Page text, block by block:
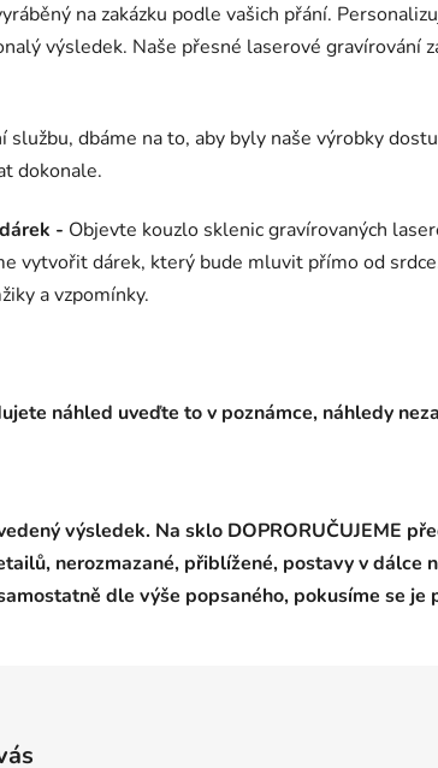
na zakázku podle vašich přání.
výsledek. Naše přesné laserové gravírování
dbáme na to, aby byly naše výrobky
dokonale.
- Objevte kouzlo sklenic gravírovaných
vytvořit dárek, který bude mluvit přímo od
a vzpomínky.
náhled uveďte to v poznámce, náhledy
výsledek. Na sklo DOPRORUČUJEME
nerozmazané, přiblížené, postavy v dálce
dle výše popsaného, pokusíme se je